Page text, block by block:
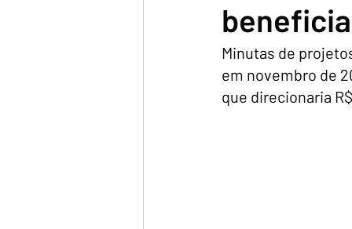
Minutas de
em novembro de
que direcionaria